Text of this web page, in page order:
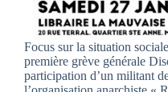
Focus sur la situation
première grève générale
participation d’un militant